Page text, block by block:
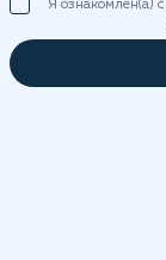
Я ознакомлен(а) с